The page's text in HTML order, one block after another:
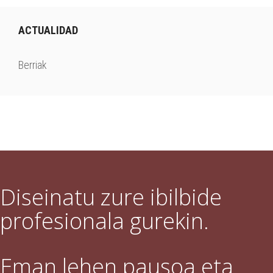
ACTUALIDAD
Berriak
Diseinatu zure ibilbide
profesionala gurekin.
Eman lehen pausoa eta